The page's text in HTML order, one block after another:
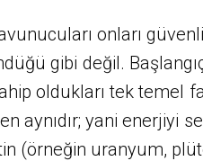
onları
gibi değil.
oldukları tek temel
aynıdır; yani enerjiyi
(örneğin uranyum,